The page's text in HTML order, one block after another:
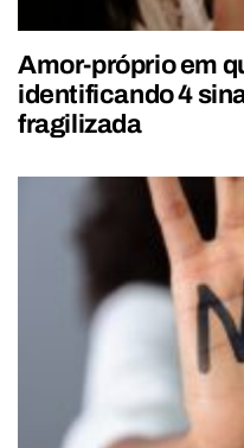
Amor-próprio em
identificando 4
fragilizada